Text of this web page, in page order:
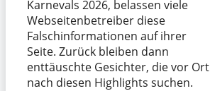
Karnevals 2026, belassen viele
Webseitenbetreiber diese
Falschinformationen auf ihrer
Seite. Zurück bleiben dann
enttäuschte Gesichter, die vor Ort
nach diesen Highlights suchen.